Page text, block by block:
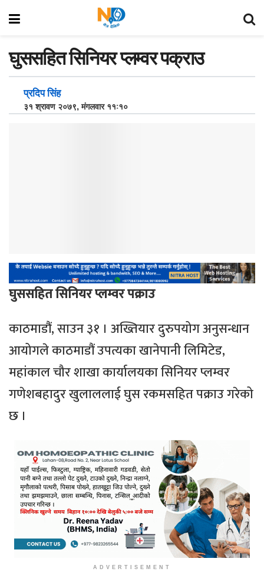
घुससहित सिनियर प्लम्वर पक्राउ
प्रदिप सिंह
३१ श्रावण २०७९, मंगलवार ११:१०
घुससहित सिनियर प्लम्वर पक्राउ
काठमाडौं, साउन ३१ । अख्तियार दुरुपयोग अनुसन्धान
आयोगले काठमाडौं उपत्यका खानेपानी लिमिटेड,
महांकाल चौर शाखा कार्यालयका सिनियर प्लम्वर
गणेशबहादुर खुलाललाई घुस रकमसहित पक्राउ गरेको
छ ।
ADVERTISEMENT